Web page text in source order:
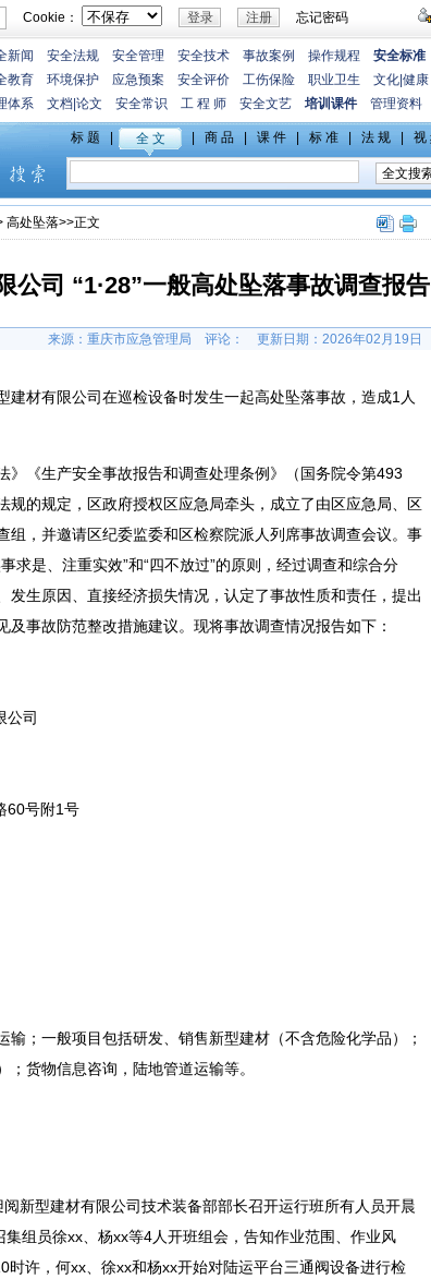
Cookie： 忘记密码
新闻 安全法规 安全管理 安全技术 事故案例 操作规程
安全标准
教育
环境保护 应急预案 安全评价 工伤保险 职业卫生 文化 健康
体系
文档 论文 安全常识 工 程 师 安全文艺 培训课件 管理资料
高处坠落>>正文
公司 “1·28”一般高处坠落事故调查报告
来源：重庆市应急管理局 评论： 更新日期： 2026年02月19日
建材有限公司在巡检设备时发生一起高处坠落事故，造成1人
》《生产安全事故报告和调查处理条例》（国务院令第493
规的规定，区政府授权区应急局牵头，成立了由区应急局、区
组，并邀请区纪委监委和区检察院派人列席事故调查会议。事
求是、注重实效”和“四不放过”的原则，经过调查和综合分
发生原因、直接经济损失情况，认定了事故性质和责任，提出
事故防范整改措施建议。现将事故调查情况报告如下：
公司
60号附1号
输；一般项目包括研发、销售新型建材（不含危险化学品）；
货物信息咨询，陆地管道运输等。
新型建材有限公司技术装备部部长召开运行班所有人员开晨
组员徐xx、杨xx等4人开班组会，告知作业范围、作业风
许，何xx、徐xx和杨xx开始对陆运平台三通阀设备进行检